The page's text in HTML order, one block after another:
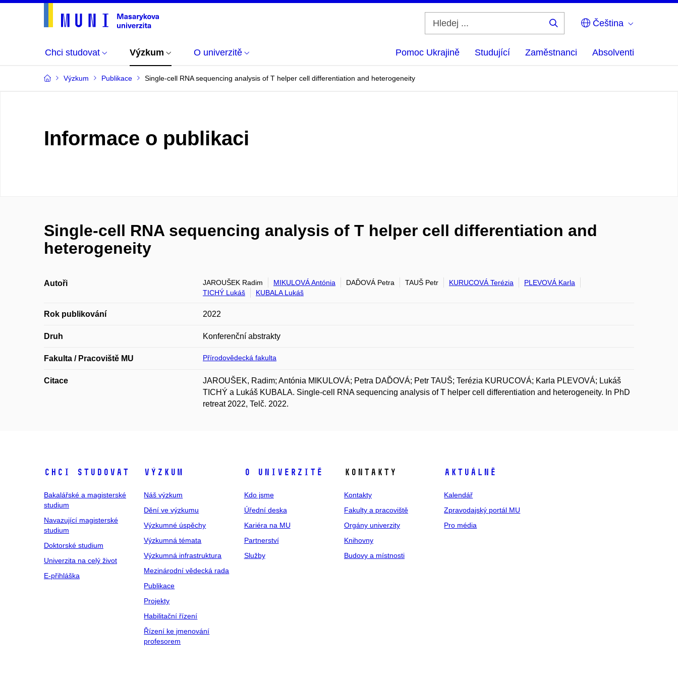
Čeština
Chci studovat Výzkum O univerzitě Pomoc Ukrajině Studující Zaměstnanci Absolventi
Výzkum Publikace Single-cell RNA sequencing analysis of T helper cell differentiation and heterogeneity
Informace o publikaci
Single-cell RNA sequencing analysis of T helper cell differentiation and
heterogeneity
Autoři JAROUŠEK Radim MIKULOVÁ Antónia DAĎOVÁ Petra TAUŠ Petr KURUCOVÁ Terézia
PLEVOVÁ Karla
TICHÝ Lukáš
KUBALA Lukáš
Rok publikování 2022
Druh Konferenční abstrakty
Fakulta / Pracoviště MU Přírodovědecká fakulta
Citace
JAROUŠEK, Radim; Antónia MIKULOVÁ; Petra DAĎOVÁ; Petr TAUŠ; Terézia KURUCOVÁ; Karla PLEVOVÁ; Lukáš
TICHÝ a Lukáš KUBALA. Single-cell RNA sequencing analysis of T helper cell differentiation and heterogeneity. In PhD
retreat 2022, Telč. 2022.
Chci studovat
Bakalářské a magisterské
studium
Navazující magisterské
studium
Doktorské studium
Univerzita na celý život
E-přihláška
Výzkum
Náš výzkum
Dění ve výzkumu
Výzkumné úspěchy
Výzkumná témata
Výzkumná infrastruktura
Mezinárodní vědecká rada
Publikace
Projekty
Habilitační řízení
Řízení ke jmenování
profesorem
O univerzitě
Kdo jsme
Úřední deska
Kariéra na MU
Partnerství
Služby
Kontakty
Kontakty
Fakulty a pracoviště
Orgány univerzity
Knihovny
Budovy a místnosti
Aktuálně
Kalendář
Zpravodajský portál MU
Pro média